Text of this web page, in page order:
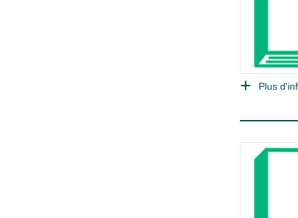
Plus